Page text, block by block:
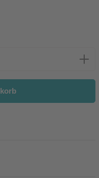
Wert ein oder